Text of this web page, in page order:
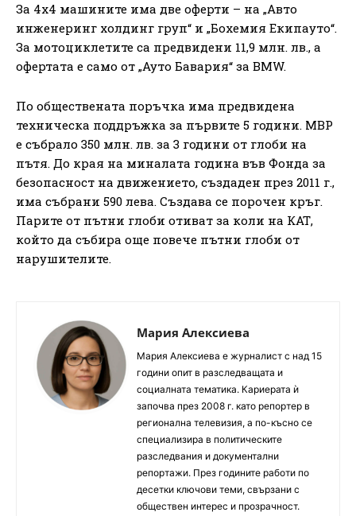
За 4х4 машините има две оферти – на „Авто
инженеринг холдинг груп“ и „Бохемия Екипауто“.
За мотоциклетите са предвидени 11,9 млн. лв., а
офертата е само от „Ауто Бавария“ за BMW.
По обществената поръчка има предвидена
техническа поддръжка за първите 5 години. МВР
е събрало 350 млн. лв. за 3 години от глоби на
пътя. До края на миналата година във Фонда за
безопасност на движението, създаден през 2011 г.,
има събрани 590 лева. Създава се порочен кръг.
Парите от пътни глоби отиват за коли на КАТ,
който да събира още повече пътни глоби от
нарушителите.
Мария Алексиева
Мария Алексиева е журналист с над 15
години опит в разследващата и
социалната тематика. Кариерата ѝ
започва през 2008 г. като репортер в
регионална телевизия, а по-късно се
специализира в политическите
разследвания и документални
репортажи. През годините работи по
десетки ключови теми, свързани с
обществен интерес и прозрачност.